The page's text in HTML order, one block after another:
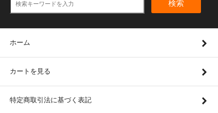
検索
ホーム
カートを見る
特定商取引法に基づく表記